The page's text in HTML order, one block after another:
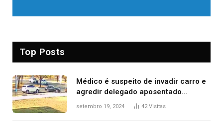
Top Posts
Médico é suspeito de invadir carro e
agredir delegado aposentado
durante confusão no trânsito
setembro 19, 2024 42Visitas